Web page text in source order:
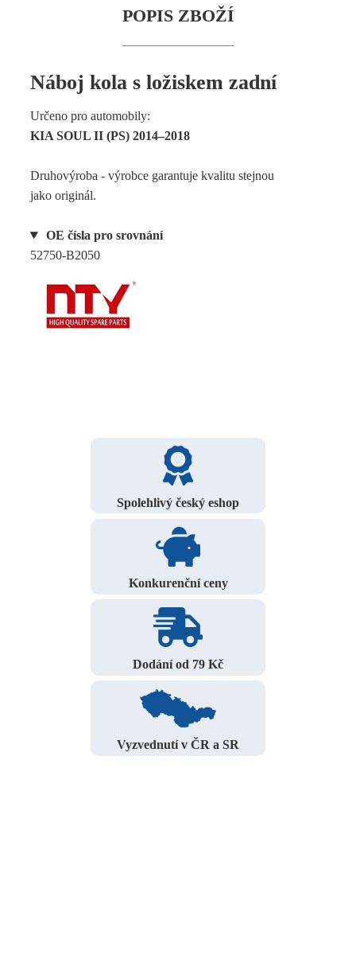
POPIS ZBOŽÍ
Náboj kola s ložiskem zadní
Určeno pro automobily:
KIA SOUL II (PS) 2014–2018
Druhovýroba - výrobce garantuje kvalitu stejnou
jako originál.
OE čísla pro srovnání
52750-B2050
Spolehlivý český eshop
Konkurenční ceny
Dodání od 79 Kč
Vyzvednutí v ČR a SR